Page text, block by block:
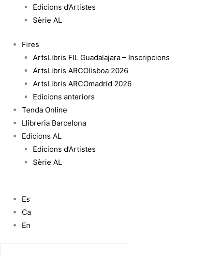
Edicions d’Artistes
Sèrie AL
Fires
ArtsLibris FIL Guadalajara – Inscripcions
ArtsLibris ARCOlisboa 2026
ArtsLibris ARCOmadrid 2026
Edicions anteriors
Tenda Online
Llibreria Barcelona
Edicions AL
Edicions d’Artistes
Sèrie AL
Es
Ca
En